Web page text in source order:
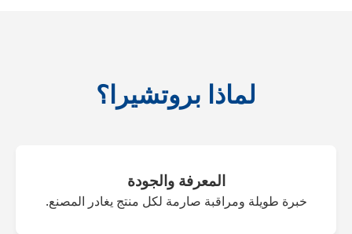
لماذا بروتشيرا؟
المعرفة والجودة
خبرة طويلة ومراقبة صارمة لكل منتج يغادر المصنع.